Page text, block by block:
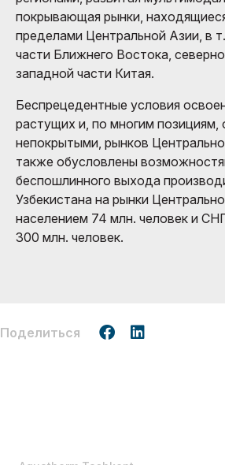
покрывающая рынки,
пределами Центральной Азии, в
части Ближнего Востока,
западной части Китая.
Беспрецедентные условия
растущих и, по многим
непокрытыми, рынков
также обусловлены
беспошлинного выхода
Узбекистана на рынки
населением 74 млн. человек и
300 млн. человек.
Поделиться